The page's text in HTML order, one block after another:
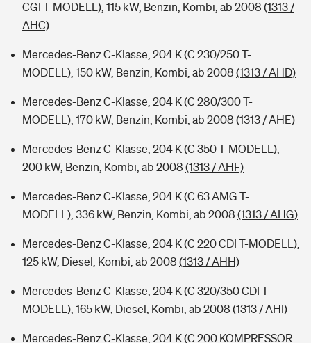
CGI T-MODELL), 115 kW, Benzin, Kombi, ab 2008 (1313 /
AHC)
Mercedes-Benz C-Klasse, 204 K (C 230/250 T-
MODELL), 150 kW, Benzin, Kombi, ab 2008 (1313 / AHD)
Mercedes-Benz C-Klasse, 204 K (C 280/300 T-
MODELL), 170 kW, Benzin, Kombi, ab 2008 (1313 / AHE)
Mercedes-Benz C-Klasse, 204 K (C 350 T-MODELL),
200 kW, Benzin, Kombi, ab 2008 (1313 / AHF)
Mercedes-Benz C-Klasse, 204 K (C 63 AMG T-
MODELL), 336 kW, Benzin, Kombi, ab 2008 (1313 / AHG)
Mercedes-Benz C-Klasse, 204 K (C 220 CDI T-MODELL),
125 kW, Diesel, Kombi, ab 2008 (1313 / AHH)
Mercedes-Benz C-Klasse, 204 K (C 320/350 CDI T-
MODELL), 165 kW, Diesel, Kombi, ab 2008 (1313 / AHI)
Mercedes-Benz C-Klasse, 204 K (C 200 KOMPRESSOR